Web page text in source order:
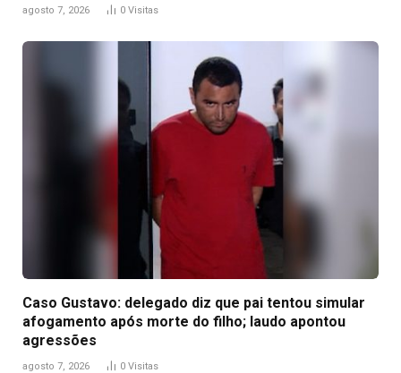
agosto 7, 2026 0 Visitas
Caso Gustavo: delegado diz que pai tentou simular
afogamento após morte do filho; laudo apontou
agressões
agosto 7, 2026 0 Visitas